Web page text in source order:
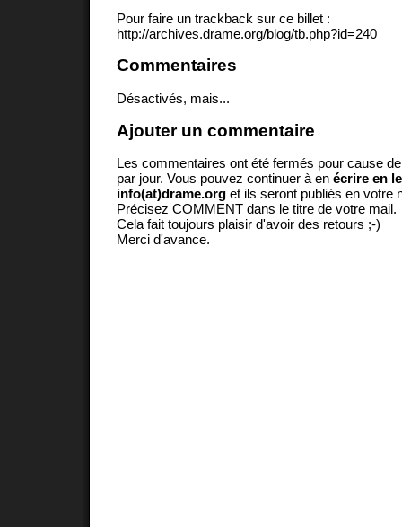
Pour faire un trackback sur ce billet :
http://archives.drame.org/blog/tb.php?id=240
Commentaires
Désactivés, mais...
Ajouter un commentaire
Les commentaires ont été fermés pour cause
par jour. Vous pouvez continuer à en écrire en
info(at)drame.org et ils seront publiés en votre
Précisez COMMENT dans le titre de votre mail.
Cela fait toujours plaisir d'avoir des retours ;-)
Merci d'avance.